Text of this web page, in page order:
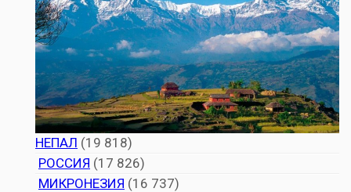
НЕПАЛ (19 818)
РОССИЯ (17 826)
МИКРОНЕЗИЯ (16 737)